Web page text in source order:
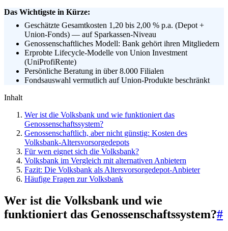
Das Wichtigste in Kürze:
Geschätzte Gesamtkosten 1,20 bis 2,00 % p.a. (Depot +
Union-Fonds) — auf Sparkassen-Niveau
Genossenschaftliches Modell: Bank gehört ihren Mitgliedern
Erprobte Lifecycle-Modelle von Union Investment
(UniProfiRente)
Persönliche Beratung in über 8.000 Filialen
Fondsauswahl vermutlich auf Union-Produkte beschränkt
Inhalt
Wer ist die Volksbank und wie funktioniert das
Genossenschaftssystem?
Genossenschaftlich, aber nicht günstig: Kosten des
Volksbank-Altersvorsorgedepots
Für wen eignet sich die Volksbank?
Volksbank im Vergleich mit alternativen Anbietern
Fazit: Die Volksbank als Altersvorsorgedepot-Anbieter
Häufige Fragen zur Volksbank
Wer ist die Volksbank und wie
funktioniert das Genossenschaftssystem?#